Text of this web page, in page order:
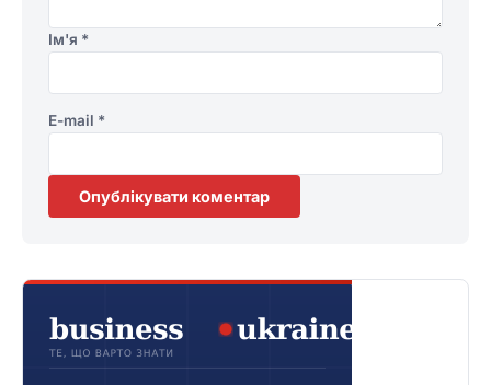
Ім'я *
E-mail *
Опублікувати коментар